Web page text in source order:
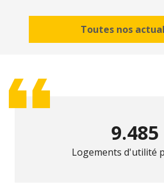
Toutes nos
9.485
Logements d'utilité